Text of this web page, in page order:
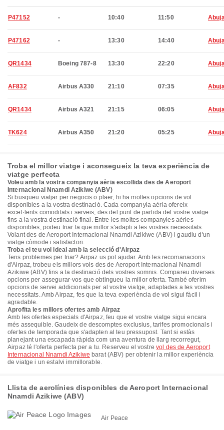
P47152 - 10:40 11:50
P47162 - 13:30 14:40
QR1434 Boeing 787-8 13:30 22:20
AF832 Airbus A330 21:10 07:35
QR1434 Airbus A321 21:15 06:05
TK624 Airbus A350 21:20 05:25
Troba el millor viatge i aconsegueix la teva experiència de
viatge perfecta
Voleu amb la vostra companyia aèria escollida des de Aeroport
Internacional Nnamdi Azikiwe (ABV)
Si busqueu viatjar per negocis o plaer, hi ha moltes opcions de vol
disponibles a la vostra destinació. Cada companyia aèria ofereix
excel·lents comoditats i serveis, des del punt de partida del vostre viatge
fins a la vostra destinació final. Entre les moltes companyies aèries
disponibles, podeu triar la que millor s'adapti a les vostres necessitats.
Volant des de Aeroport Internacional Nnamdi Azikiwe (ABV) i gaudiu d'un
viatge còmode i satisfactori.
Troba el teu vol ideal amb la selecció d'Airpaz
Tens problemes per triar? Airpaz us pot ajudar. Amb les recomanacions
d'Airpaz, trobeu els millors vols des de Aeroport Internacional Nnamdi
Azikiwe (ABV) fins a la destinació dels vostres somnis. Compareu diverses
opcions per assegurar-vos que obtingueu la millor oferta. També oferim
opcions de servei addicionals per al vostre viatge, adaptades a les vostres
necessitats. Amb Airpaz, fes que la teva experiència de vol sigui fàcil i
agradable.
Aprofita les millors ofertes amb Airpaz
Amb les ofertes especials d'Airpaz, feu que el vostre viatge sigui encara
més assequible. Gaudeix de descomptes exclusius, tarifes promocionals i
ofertes de temporada que s'adapten al teu pressupost. Tant si estàs
planejant una escapada ràpida com una aventura de llarg recorregut,
Airpaz té l'oferta perfecta per a tu. Reserveu el vostre vol des de Aeroport
Internacional Nnamdi Azikiwe barat (ABV) per obtenir la millor experiència
de viatge i un estalvi immillorable.
Llista de aerolínies disponibles de Aeroport Internacional
Nnamdi Azikiwe (ABV)
Air Peace